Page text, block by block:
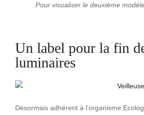
Pour visualiser le deuxième
Un label pour la fin
luminaires
Désormais adhérent à l’organisme